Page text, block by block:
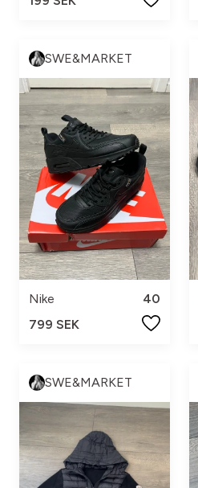
SWE&MARKET
Nike
40
799 SEK
SWE&MARKET